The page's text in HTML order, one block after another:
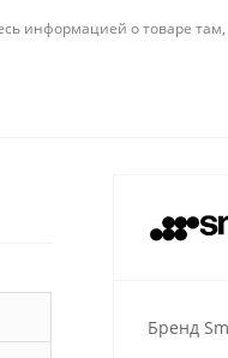
информацией о товаре там,
Бренд